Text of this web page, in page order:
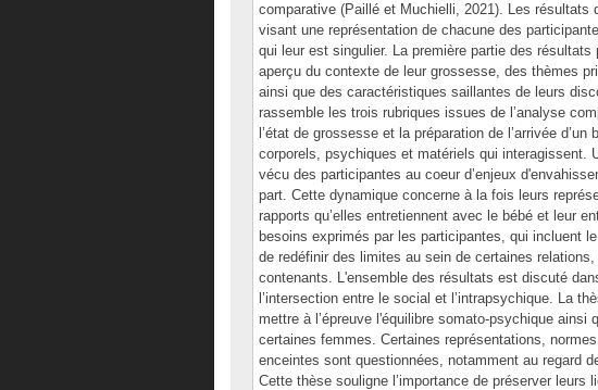
comparative (Paillé et Muchielli, 2021). Les résultats
visant une représentation de chacune des
qui leur est singulier. La première partie des
aperçu du contexte de leur grossesse, des thèmes
ainsi que des caractéristiques saillantes de leurs
rassemble les trois rubriques issues de l’analyse
l’état de grossesse et la préparation de l’arrivée
corporels, psychiques et matériels qui interagissent.
vécu des participantes au coeur d’enjeux
part. Cette dynamique concerne à la fois leurs
rapports qu’elles entretiennent avec le bébé et leur
besoins exprimés par les participantes, qui incluent
de redéfinir des limites au sein de certaines relations,
contenants. L'ensemble des résultats est discuté
l’intersection entre le social et l’intrapsychique. La
mettre à l’épreuve l'équilibre somato-psychique ainsi
certaines femmes. Certaines représentations,
enceintes sont questionnées, notamment au regard
Cette thèse souligne l’importance de préserver